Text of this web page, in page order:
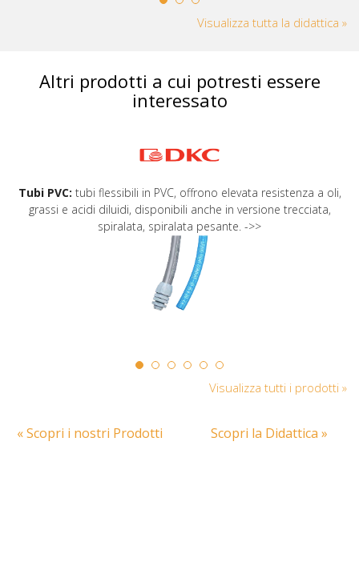
Visualizza tutta la didattica »
Altri prodotti a cui potresti essere
interessato
Tubi PVC: tubi flessibili in PVC, offrono elevata resistenza a oli,
grassi e acidi diluidi, disponibili anche in versione trecciata,
spiralata, spiralata pesante. ->>
Visualizza tutti i prodotti »
« Scopri i nostri Prodotti Scopri la Didattica »